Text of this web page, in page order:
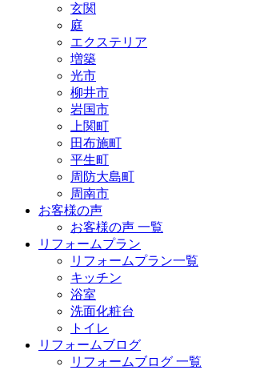
玄関
庭
エクステリア
増築
光市
柳井市
岩国市
上関町
田布施町
平生町
周防大島町
周南市
お客様の声
お客様の声 一覧
リフォームプラン
リフォームプラン一覧
キッチン
浴室
洗面化粧台
トイレ
リフォームブログ
リフォームブログ 一覧